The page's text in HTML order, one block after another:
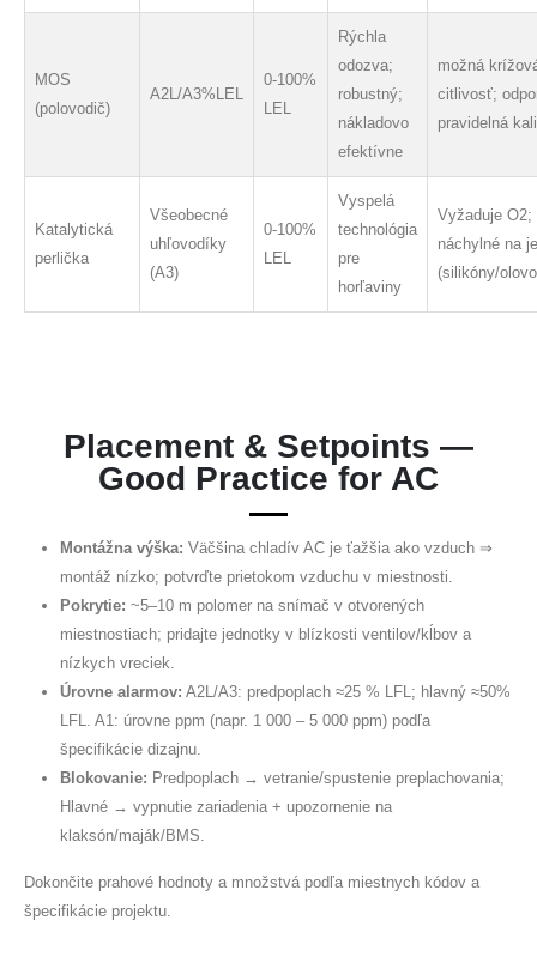
MOS
(polovodič)
A2L/A3%LEL
0-100%
LEL
Rýchla
odozva;
robustný;
nákladovo
efektívne
možná
citlivosť;
pravidelná
Katalytická
perlička
Všeobecné
uhľovodíky
(A3)
0-100%
LEL
Vyspelá
technológia
pre
horľaviny
Vyžaduje O2;
náchylné na
(silikóny/
Placement & Setpoints —
Good Practice for AC
Montážna výška: Väčšina chladív AC je ťažšia ako vzduch ⇒
montáž nízko; potvrďte prietokom vzduchu v miestnosti.
Pokrytie: ~5–10 m polomer na snímač v otvorených
miestnostiach; pridajte jednotky v blízkosti ventilov/kĺbov a
nízkych vreciek.
Úrovne alarmov: A2L/A3: predpoplach ≈25 % LFL; hlavný ≈50%
LFL. A1: úrovne ppm (napr. 1 000 – 5 000 ppm) podľa
špecifikácie dizajnu.
Blokovanie: Predpoplach → vetranie/spustenie preplachovania;
Hlavné → vypnutie zariadenia + upozornenie na
klaksón/maják/BMS.
Dokončite prahové hodnoty a množstvá podľa miestnych kódov a
špecifikácie projektu.